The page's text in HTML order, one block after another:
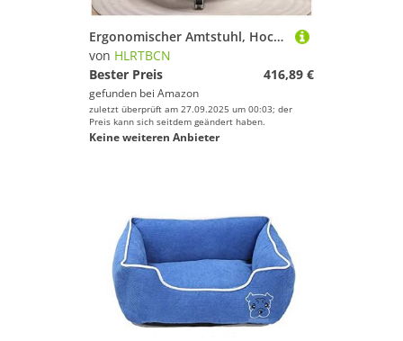
Ergonomischer Amtstuhl, Hochleistungs -Vorsitzender des Executive Tasks mit adaptiver Lendenwirbelsäuschung und Kopfstütze, atmungsaktives Mesh -Schwenk -Schreibtischstuhl mit Flip -up -Armlehne
von HLRTBCN
Bester Preis
416,89 €
gefunden bei Amazon
zuletzt überprüft am 27.09.2025 um 00:03; der
Preis kann sich seitdem geändert haben.
Keine weiteren Anbieter